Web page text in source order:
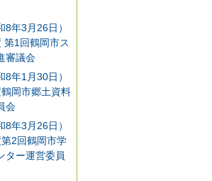
8年3月26日）
第1回鶴岡市ス
審議会
8年1月30日）
岡市郷土資料
会
8年3月26日）
2回鶴岡市学
ター運営委員